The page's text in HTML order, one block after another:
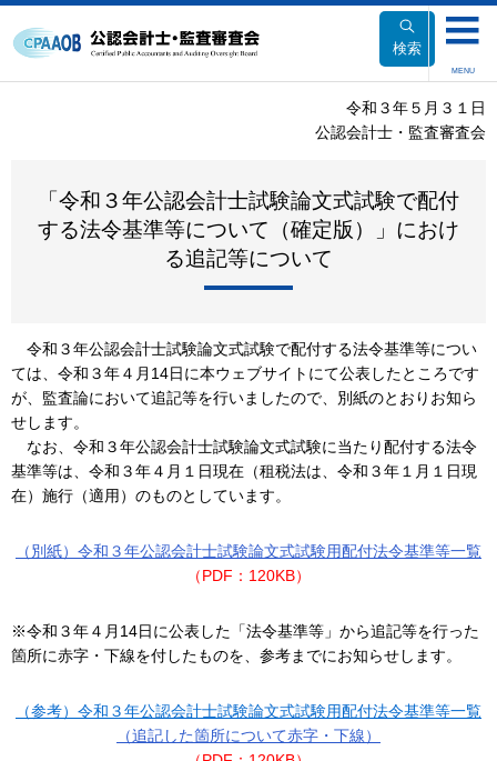
文
検索
MENU
令和３年５月３１日
公認会計士・監査審査会
「令和３年公認会計士試験論文式試験で配付
する法令基準等について（確定版）」におけ
る追記等について
令和３年公認会計士試験論文式試験で配付する法令基準等につい
ては、令和３年４月14日に本ウェブサイトにて公表したところです
が、監査論において追記等を行いましたので、別紙のとおりお知ら
せします。
なお、令和３年公認会計士試験論文式試験に当たり配付する法令
基準等は、令和３年４月１日現在（租税法は、令和３年１月１日現
在）施行（適用）のものとしています。
（別紙）令和３年公認会計士試験論文式試験用配付法令基準等一覧
（PDF：120KB）
※令和３年４月14日に公表した「法令基準等」から追記等を行った
箇所に赤字・下線を付したものを、参考までにお知らせします。
（参考）令和３年公認会計士試験論文式試験用配付法令基準等一覧
（追記した箇所について赤字・下線）